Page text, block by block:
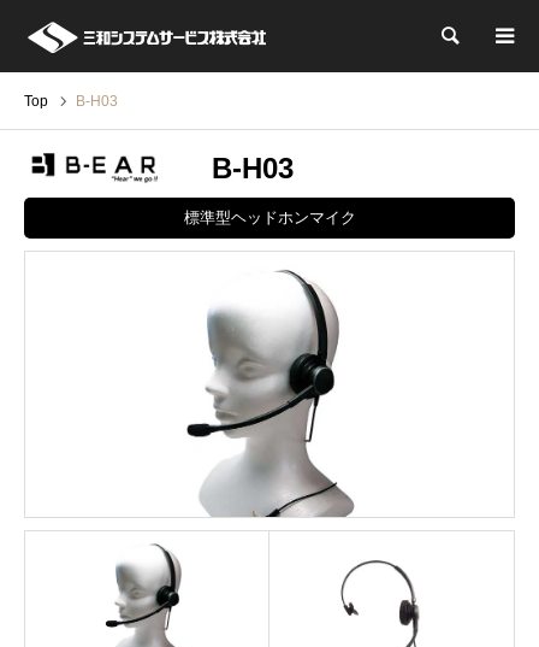
検索
Top B-H03
B-H03
標準型ヘッドホンマイク